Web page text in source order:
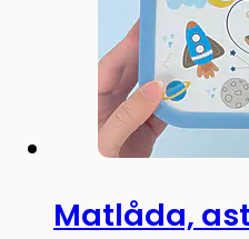
Matlåda,